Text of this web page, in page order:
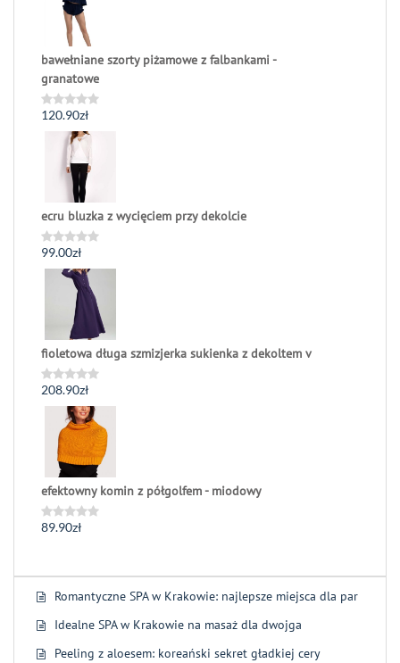
bawełniane szorty piżamowe z falbankami -
granatowe
Oceniono
120.90zł
ecru bluzka z wycięciem przy dekolcie
Oceniono
0
99.00zł
fioletowa długa szmizjerka sukienka z dekoltem v
Oceniono
0
208.90zł
efektowny komin z półgolfem - miodowy
Oceniono
89.90zł
Romantyczne SPA w Krakowie: najlepsze miejsca dla par
Idealne SPA w Krakowie na masaż dla dwojga
Peeling z aloesem: koreański sekret gładkiej cery